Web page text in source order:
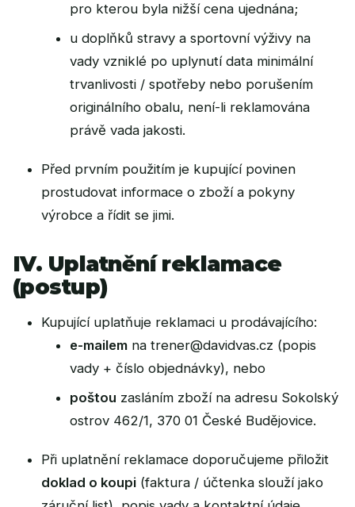
pro kterou byla nižší cena ujednána;
u doplňků stravy a sportovní výživy na
vady vzniklé po uplynutí data minimální
trvanlivosti / spotřeby nebo porušením
originálního obalu, není-li reklamována
právě vada jakosti.
Před prvním použitím je kupující povinen
prostudovat informace o zboží a pokyny
výrobce a řídit se jimi.
IV. Uplatnění reklamace
(postup)
Kupující uplatňuje reklamaci u prodávajícího:
e-mailem na trener@davidvas.cz (popis
vady + číslo objednávky), nebo
poštou zasláním zboží na adresu Sokolský
ostrov 462/1, 370 01 České Budějovice.
Při uplatnění reklamace doporučujeme přiložit
doklad o koupi (faktura / účtenka slouží jako